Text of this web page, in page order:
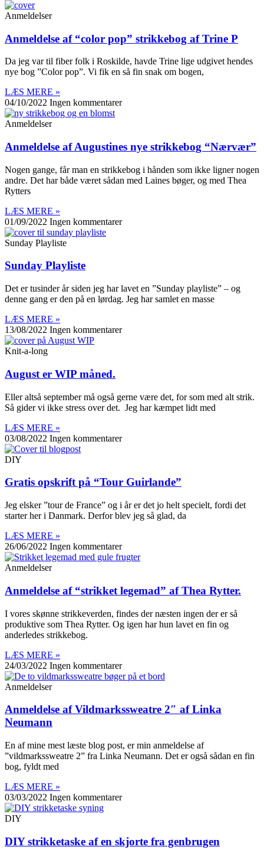
Anmeldelser
Anmeldelse af “color pop” strikkebog af Trine P
Da jeg var til fiber folk i Roskilde, havde Trine lige udgivet hendes
nye bog ”Color pop”. Vi fik en så fin snak om bogen,
LÆS MERE »
04/10/2022 Ingen kommentarer
Anmeldelser
Anmeldelse af Augustines nye strikkebog “Nærvær”
Nogen gange, får man en strikkebog i hånden som ikke ligner nogen
andre. Det har både været sådan med Laines bøger, og med Thea
Rytters
LÆS MERE »
01/09/2022 Ingen kommentarer
Sunday Playliste
Sunday Playliste
Det er tusinder år siden jeg har lavet en ”Sunday playliste” – og
denne gang er den på en lørdag. Jeg har samlet en masse
LÆS MERE »
13/08/2022 Ingen kommentarer
Knit-a-long
August er WIP måned.
Eller altså september må også gerne være det, for som med alt strik.
Så gider vi ikke stress over det. Jeg har kæmpet lidt med
LÆS MERE »
03/08/2022 Ingen kommentarer
DIY
Gratis opskrift på “Tour Guirlande”
Jeg elsker ”tour de France” og i år er det jo helt specielt, fordi det
starter her i Danmark. Derfor blev jeg så glad, da
LÆS MERE »
26/06/2022 Ingen kommentarer
Anmeldelser
Anmeldelse af “strikket legemad” af Thea Rytter.
I vores skønne strikkeverden, findes der næsten ingen der er så
produktive som Thea Rytter. Og igen har hun lavet en fin og
anderledes strikkebog.
LÆS MERE »
24/03/2022 Ingen kommentarer
Anmeldelser
Anmeldelse af Vildmarkssweatre 2″ af Linka
Neumann
En af mine mest læste blog post, er min anmeldelse af
”vildmarkssweatre 2” fra Linka Neumann. Det er også sådan en fin
bog, fyldt med
LÆS MERE »
03/03/2022 Ingen kommentarer
DIY
DIY strikketaske af en skjorte fra genbrugen